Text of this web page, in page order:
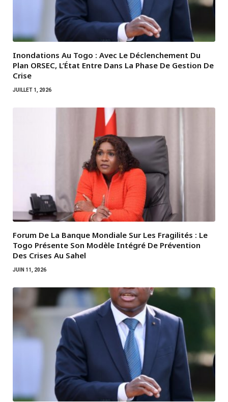
Inondations Au Togo : Avec Le Déclenchement Du
Plan ORSEC, L’État Entre Dans La Phase De Gestion De
Crise
JUILLET 1, 2026
Forum De La Banque Mondiale Sur Les Fragilités : Le
Togo Présente Son Modèle Intégré De Prévention
Des Crises Au Sahel
JUIN 11, 2026